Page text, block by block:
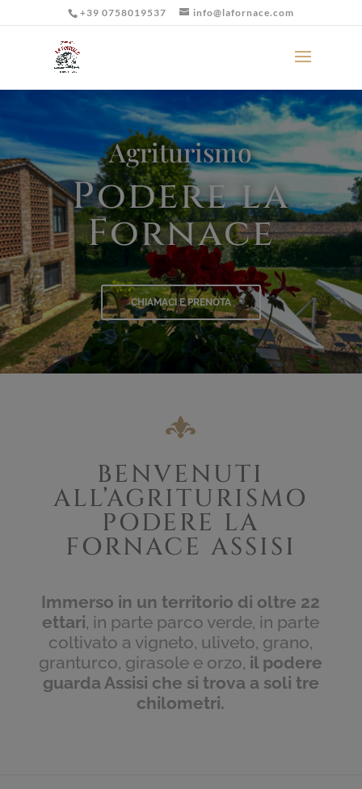
+39 0758019537 info@lafornace.com
Agriturismo
Podere la
Fornace
CHIAMACI E PRENOTA
BENVENUTI
ALL’AGRITURISMO
PODERE LA
FORNACE ASSISI
Immerso in un territorio di oltre 22
ettari, in parte parco verde, in parte
coltivato a vigneto, uliveto, grano,
granturco, girasole e orzo, il podere
guarda Assisi che si trova a soli tre
chilometri.